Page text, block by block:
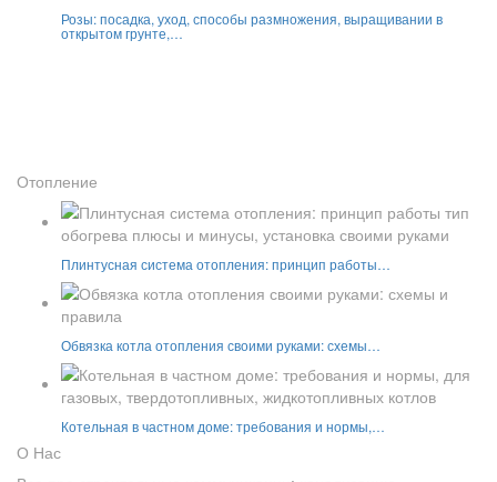
Розы: посадка, уход, способы размножения, выращивании в
открытом грунте,…
Отопление
Плинтусная система отопления: принцип работы…
Обвязка котла отопления своими руками: схемы…
Котельная в частном доме: требования и нормы,…
О Нас